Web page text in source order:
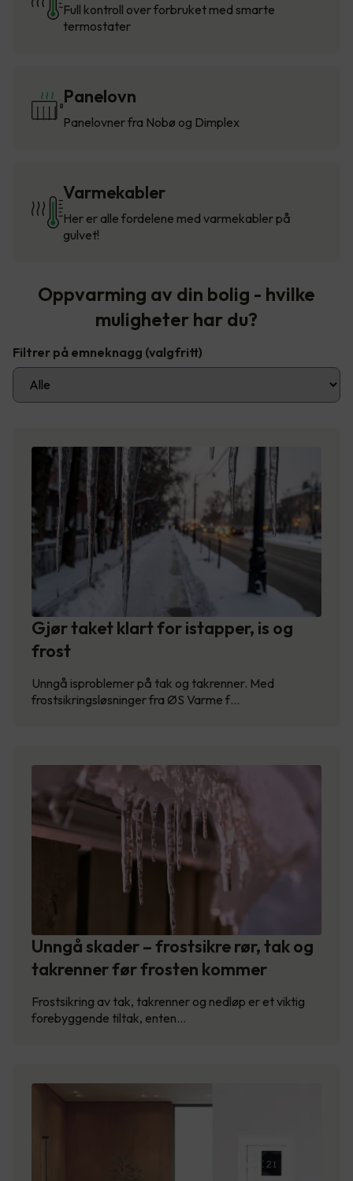
Full kontroll over forbruket med smarte
termostater
Panelovn
Panelovner fra Nobø og Dimplex
Varmekabler
Her er alle fordelene med varmekabler på
gulvet!
Oppvarming av din bolig - hvilke
muligheter har du?
Filtrer på emneknagg (valgfritt)
Gjør taket klart for istapper, is og
frost
Unngå isproblemer på tak og takrenner. Med
frostsikringsløsninger fra ØS Varme f…
Unngå skader – frostsikre rør, tak og
takrenner før frosten kommer
Frostsikring av tak, takrenner og nedløp er et viktig
forebyggende tiltak, enten…